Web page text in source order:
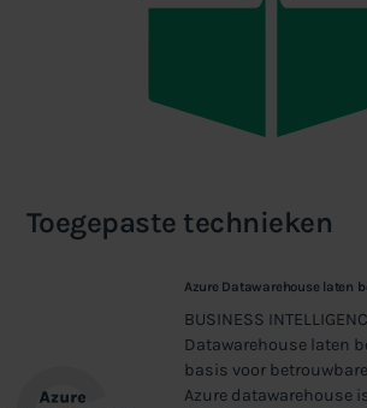
Toegepaste technieken
Azure Datawarehouse laten
BUSINESS
Datawarehouse laten
basis voor
Azure datawarehouse